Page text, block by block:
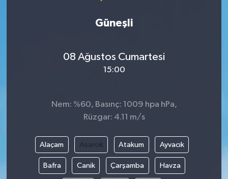
Güneşli
08 Ağustos Cumartesi
15:00
Nem: %60, Basınç: 1009 hpa hPa,
Rüzgar: 4.11 m/s
Alaçam Asarcık Atakum Ayvacık
Bafra Canik Çarşamba Havza